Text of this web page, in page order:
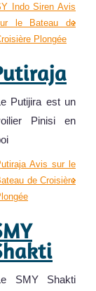
Indo Siren Avis
le Bateau de
Plongée
Putijira est un
Pinisi en
Avis sur le
de Croisière
SMY Shakti